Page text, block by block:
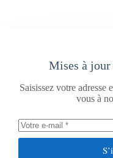
Mises à
Saisissez votre adresse
vous à